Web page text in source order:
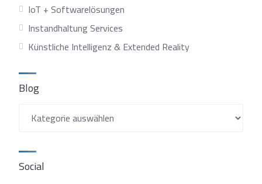
IoT + Softwarelösungen
Instandhaltung Services
Künstliche Intelligenz & Extended Reality
Blog
Blog
Social